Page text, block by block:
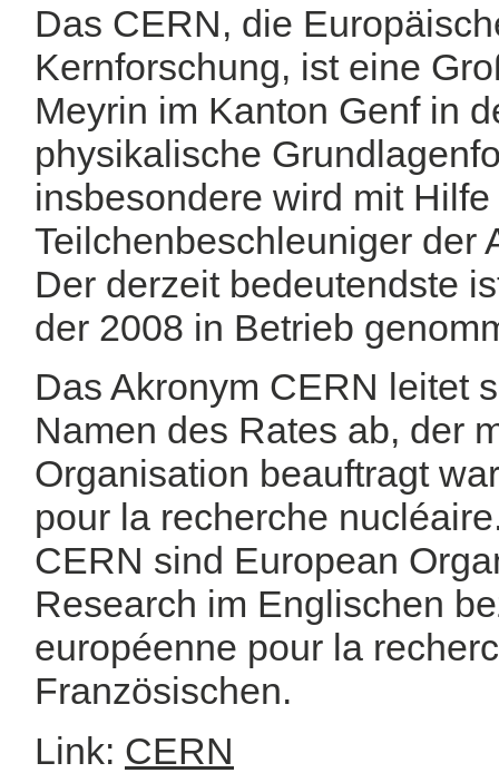
Das CERN, die
Kernforschung, ist eine
Meyrin im Kanton Genf in
physikalische
insbesondere wird mit
Teilchenbeschleuniger der
Der derzeit bedeutendste
der 2008 in Betrieb
Das Akronym CERN leitet
Namen des Rates ab, der
Organisation beauftragt
pour la recherche
CERN sind European
Research im Englischen
européenne pour la
Französischen.
Link: CERN